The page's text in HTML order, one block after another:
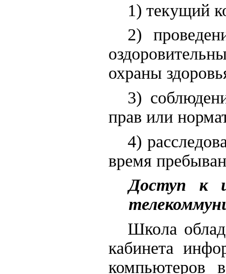
1) текущий
2)
охраны
3)
прав или
4)
время
Доступ к
Школа
кабинета
компьютеров